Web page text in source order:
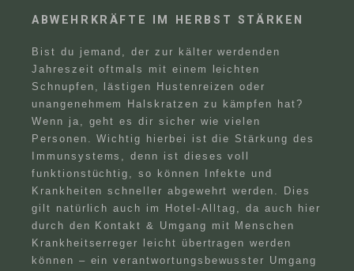
ABWEHRKRÄFTE IM HERBST STÄRKEN
Bist du jemand, der zur kälter werdenden
Jahreszeit oftmals mit einem leichten
Schnupfen, lästigen Hustenreizen oder
unangenehmem Halskratzen zu kämpfen hat?
Wenn ja, geht es dir sicher wie vielen
Personen. Wichtig hierbei ist die Stärkung des
Immunsystems, denn ist dieses voll
funktionstüchtig, so können Infekte und
Krankheiten schneller abgewehrt werden. Dies
gilt natürlich auch im Hotel-Alltag, da auch hier
durch den Kontakt & Umgang mit Menschen
Krankheitserreger leicht übertragen werden
können – ein verantwortungsbewusster Umgang